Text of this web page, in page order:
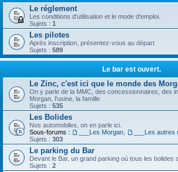
Le réglement
Les conditions d'utilisation et le mode d'emploi.
Sujets : 1
Les pilotes
Après inscription, présentez-vous au départ
Sujets : 589
Le bar est ouvert.
Le Zinc, c'est ici que le monde des
On y parle de la MMC, des concessionnaires, des
Morgan, l'usine, la famille
Sujets : 535
Les Bolides
Nos automobiles, on en parle ici.
Sous-forums :
___Les Morgan
Sujets : 303
Le parking du Bar
Devant le Bar, un grand parking où tous les bolides
Sujets : 2